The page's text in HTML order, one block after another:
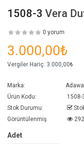
1508-3 Vera
0 yorum
3.000,00₺
Vergiler Hariç: 3.000,00₺
Marka:
Adawall
Ürün Kodu:
1508-
Stok Durumu:
Görüntülenmiş
Adet